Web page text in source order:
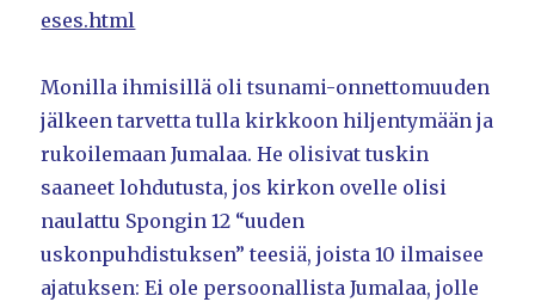
eses.html
Monilla ihmisillä oli tsunami-onnettomuuden
jälkeen tarvetta tulla kirkkoon hiljentymään ja
rukoilemaan Jumalaa. He olisivat tuskin
saaneet lohdutusta, jos kirkon ovelle olisi
naulattu Spongin 12 “uuden
uskonpuhdistuksen” teesiä, joista 10 ilmaisee
ajatuksen: Ei ole persoonallista Jumalaa, jolle